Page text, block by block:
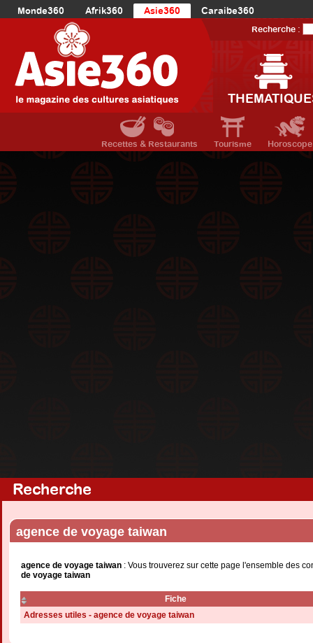
Monde360 Afrik360 Asie360
Caraibe360
Europe360
AmériqueDuNord360
Océanie360
Recherche :
Recettes & Restaurants Tourisme Horoscope
Recherche
agence de voyage taiwan
agence de voyage taiwan : Vous trouverez sur cette page l'ensemble des
de voyage taiwan
Fiche
Adresses utiles - agence de voyage taiwan